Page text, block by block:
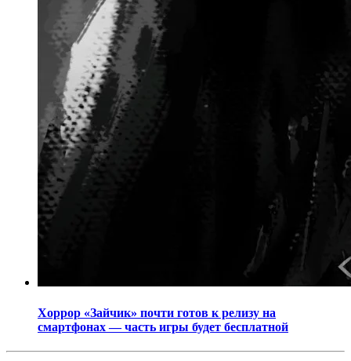
Хоррор «Зайчик» почти готов к релизу на
смартфонах — часть игры будет бесплатной